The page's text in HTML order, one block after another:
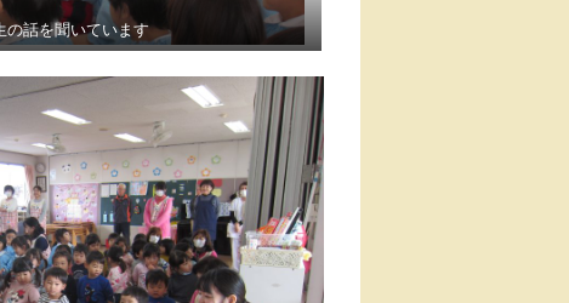
の話を聞いています